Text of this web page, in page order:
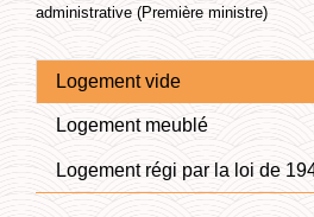
administrative (Première ministre)
Logement vide
Logement meublé
Logement régi par la loi de